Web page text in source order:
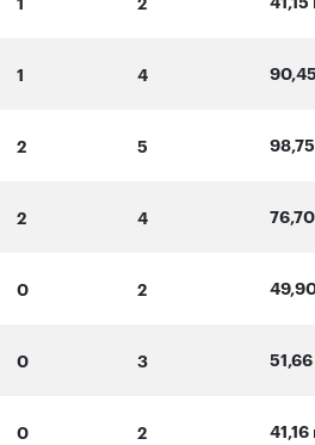
1 4
2 5
2 4
0 2
0 3
0 2 41,16